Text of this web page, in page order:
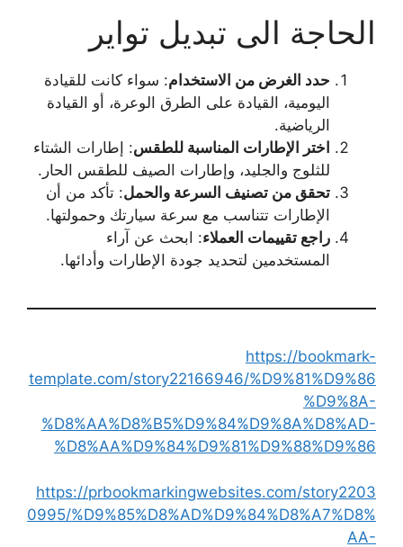
الحاجة الى تبديل تواير
حدد الغرض من الاستخدام: سواء كانت للقيادة
اليومية، القيادة على الطرق الوعرة، أو القيادة
الرياضية.
اختر الإطارات المناسبة للطقس: إطارات الشتاء
للثلوج والجليد، وإطارات الصيف للطقس الحار.
تحقق من تصنيف السرعة والحمل: تأكد من أن
الإطارات تتناسب مع سرعة سيارتك وحمولتها.
راجع تقييمات العملاء: ابحث عن آراء
المستخدمين لتحديد جودة الإطارات وأدائها.
https://bookmark-
template.com/story22166946/%D9%81%D9%86
%D9%8A-
%D8%AA%D8%B5%D9%84%D9%8A%D8%AD-
%D8%AA%D9%84%D9%81%D9%88%D9%86
https://prbookmarkingwebsites.com/story2203
0995/%D9%85%D8%AD%D9%84%D8%A7%D8%
AA-